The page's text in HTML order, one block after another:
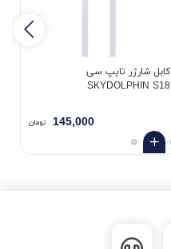
کابل شارژر تایپ سی
SKYDOLPHIN S18
145,000 تومان